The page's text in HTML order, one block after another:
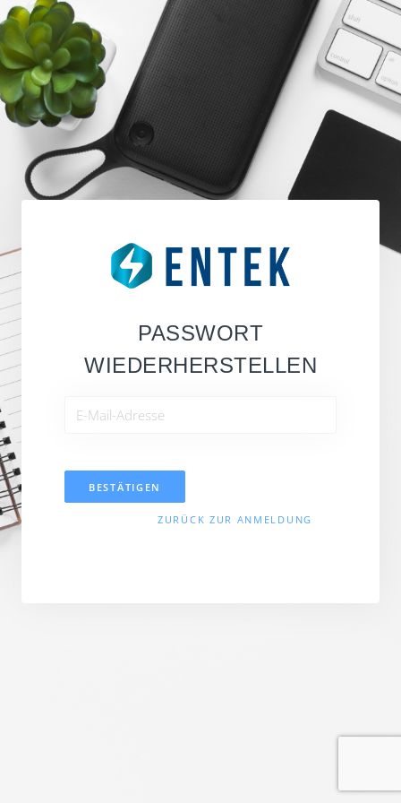
PASSWORT
WIEDERHERSTELLEN
BESTÄTIGEN
ZURÜCK ZUR ANMELDUNG